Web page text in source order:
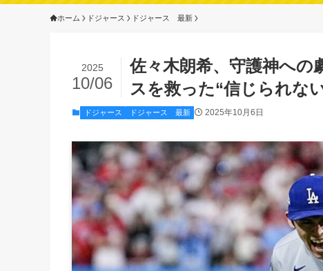
ホーム ドジャース ドジャース 最新
佐々木朗希、守護神へ
スを救った“信じられな
2025
10/06
ドジャース ドジャース 最新 2025年10月6日